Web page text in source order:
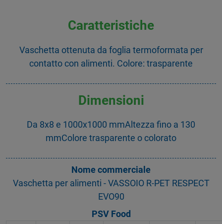
Caratteristiche
Vaschetta ottenuta da foglia termoformata per
contatto con alimenti. Colore: trasparente
Dimensioni
Da 8x8 e 1000x1000 mmAltezza fino a 130
mmColore trasparente o colorato
Nome commerciale
Vaschetta per alimenti - VASSOIO R-PET RESPECT
EVO90
PSV Food